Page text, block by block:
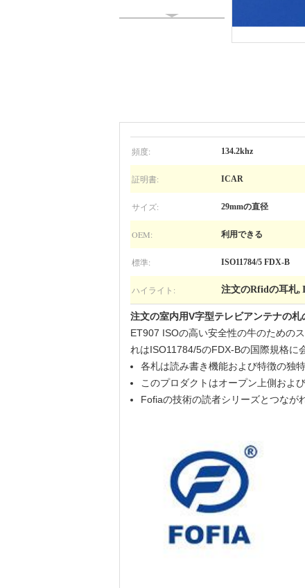
頻度: 134.2khz
証明書: ICAR
サイズ: 29mmの直径
OEM: 利用できる
標準: ISO11784/5 FDX-B
ハイライト: 注文のRfidの耳札,
注文の室内用V字型テレビアンテナの
ET907 ISOの高い安全性の牛のための
れはISO11784/5のFDX-Bの国際規格に
各札は読み書き機能および特徴の独
このプロダクトはオープン上側およ
Fofiaの技術の読者シリーズとつなが